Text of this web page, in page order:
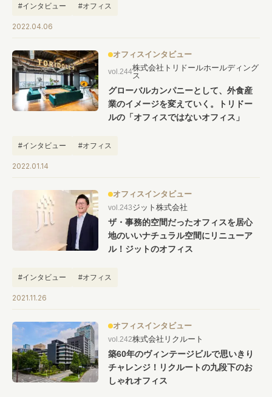
#インタビュー #オフィス
2022.04.06
オフィスインタビュー
vol.244株式会社トリドールホールディング
ス
グローバルカンパニーとして、外食産
業のイメージを変えていく。トリドー
ルの「オフィスではないオフィス」
#インタビュー #オフィス
2022.01.14
オフィスインタビュー
vol.243ジット株式会社
ザ・事務的空間だったオフィスを居心
地のいいナチュラル空間にリニューア
ル！ジットのオフィス
#インタビュー #オフィス
2021.11.26
オフィスインタビュー
vol.242株式会社リクルート
築60年のヴィンテージビルで思いきり
チャレンジ！リクルートの九段下のお
しゃれオフィス